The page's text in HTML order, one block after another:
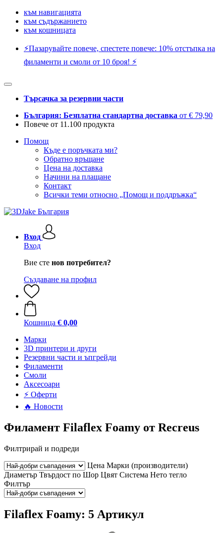
към навигацията
към съдържанието
към кошницата
⚡️Пазарувайте повече, спестете повече: 10% отстъпка на
филаменти и смоли от 10 броя! ⚡️
Търсачка за резервни части
България: Безплатна стандартна доставка от € 79,90
Повече от 11.100 продукта
Помощ
Къде е поръчката ми?
Обратно връщане
Цена на доставка
Начини на плащане
Контакт
Всички теми относно „Помощ и поддръжка“
Вход
Вход
Вие сте нов потребител?
Създаване на профил
Кошница € 0,00
Mарки
3D принтери и други
Резервни части и ъпгрейди
Филаменти
Смоли
Аксесоари
⚡ Оферти
🔥 Новости
Филамент Filaflex Foamy от Recreus
Филтрирай и подреди
Цена Марки (производители)
Диаметър Твърдост по Шор Цвят Система Нето тегло
Филтър
Filaflex Foamy: 5 Артикул